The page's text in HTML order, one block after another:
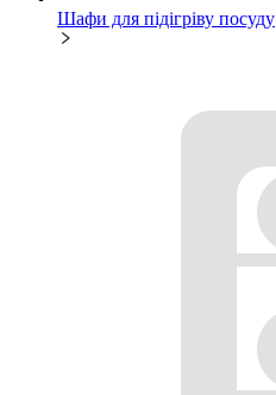
Шафи для підігріву посуду